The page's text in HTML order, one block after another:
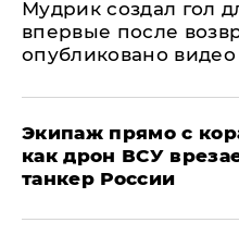
Мудрик создал гол
впервые после
опубликовано видео
Экипаж прямо с
как дрон ВСУ
танкер России